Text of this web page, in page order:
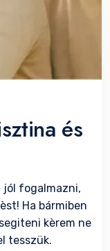
és
jól fogalmazni,
Ha bármiben
kèrem ne
tesszük.